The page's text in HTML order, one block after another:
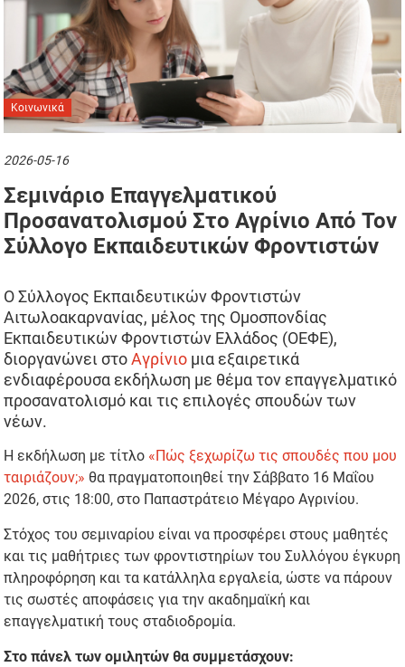
Κοινωνικά
2026-05-16
Σεμινάριο Επαγγελματικού
Προσανατολισμού Στο Αγρίνιο Από Τον
Σύλλογο Εκπαιδευτικών Φροντιστών
Ο Σύλλογος Εκπαιδευτικών Φροντιστών
Αιτωλοακαρνανίας, μέλος της Ομοσπονδίας
Εκπαιδευτικών Φροντιστών Ελλάδος (ΟΕΦΕ),
διοργανώνει στοΑγρίνιο μια εξαιρετικά
ενδιαφέρουσα εκδήλωση με θέμα τον επαγγελματικό
προσανατολισμό και τις επιλογές σπουδών των
νέων.
Η εκδήλωση με τίτλο «Πώς ξεχωρίζω τις σπουδές που μου
ταιριάζουν;» θα πραγματοποιηθεί την Σάββατο 16 Μαΐου
2026, στις 18:00, στο Παπαστράτειο Μέγαρο Αγρινίου.
Στόχος του σεμιναρίου είναι να προσφέρει στους μαθητές
και τις μαθήτριες των φροντιστηρίων του Συλλόγου έγκυρη
πληροφόρηση και τα κατάλληλα εργαλεία, ώστε να πάρουν
τις σωστές αποφάσεις για την ακαδημαϊκή και
επαγγελματική τους σταδιοδρομία.
Στο πάνελ των ομιλητών θα συμμετάσχουν: